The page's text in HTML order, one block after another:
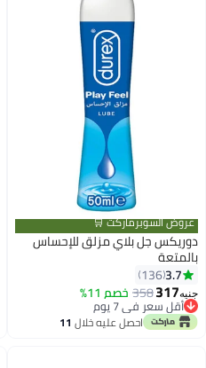
عروض السوبرماركت 🛒
دوريكس جل بلاي مزلق للإحساس
بالمتعة
3.7
136
جنيه317
358 خصم 11%
أقل سعر في 7 يوم
أقل سعر في 7 يوماحصل عليه خلال 11